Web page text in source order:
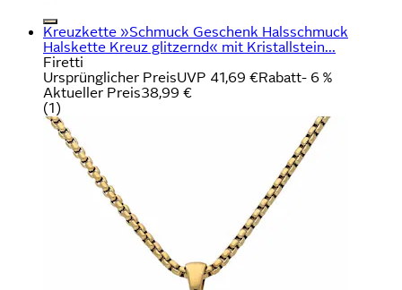
Kreuzkette »Schmuck Geschenk Halsschmuck
Halskette Kreuz glitzernd« mit Kristallstein...
Firetti
Ursprünglicher PreisUVP 41,69 €Rabatt- 6 %
Aktueller Preis38,99 €
(1)